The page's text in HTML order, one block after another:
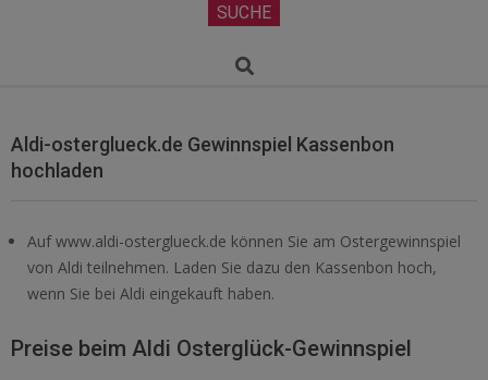
SUCHE
Search
Aldi-osterglueck.de Gewinnspiel Kassenbon
hochladen
Auf www.aldi-osterglueck.de können Sie am Ostergewinnspiel
von Aldi teilnehmen. Laden Sie dazu den Kassenbon hoch,
wenn Sie bei Aldi eingekauft haben.
Preise beim Aldi Osterglück-Gewinnspiel